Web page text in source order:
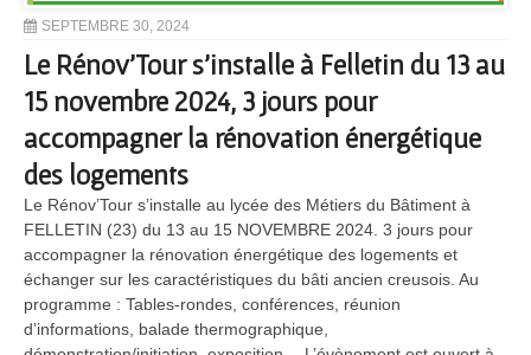
SEPTEMBRE 30, 2024
Le Rénov’Tour s’installe à Felletin du 13 au
15 novembre 2024, 3 jours pour
accompagner la rénovation énergétique
des logements
Le Rénov’Tour s’installe au lycée des Métiers du Bâtiment à
FELLETIN (23) du 13 au 15 NOVEMBRE 2024. 3 jours pour
accompagner la rénovation énergétique des logements et
échanger sur les caractéristiques du bâti ancien creusois. Au
programme : Tables-rondes, conférences, réunion
d’informations, balade thermographique,